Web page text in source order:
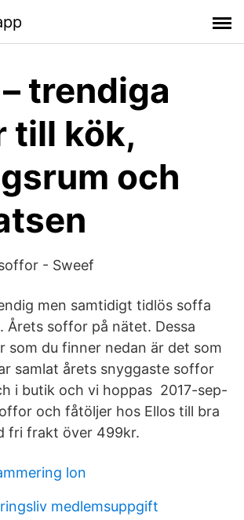
trendiga
till kök,
och
- Sweef
men samtidigt tidlös soffa
Årets soffor på nätet. Dessa
som du finner nedan är det som
samlat årets snyggaste soffor
i butik och vi hoppas 2017-sep-
och fåtöljer hos Ellos till bra
fri frakt över 499kr.
lon
medlemsuppgift